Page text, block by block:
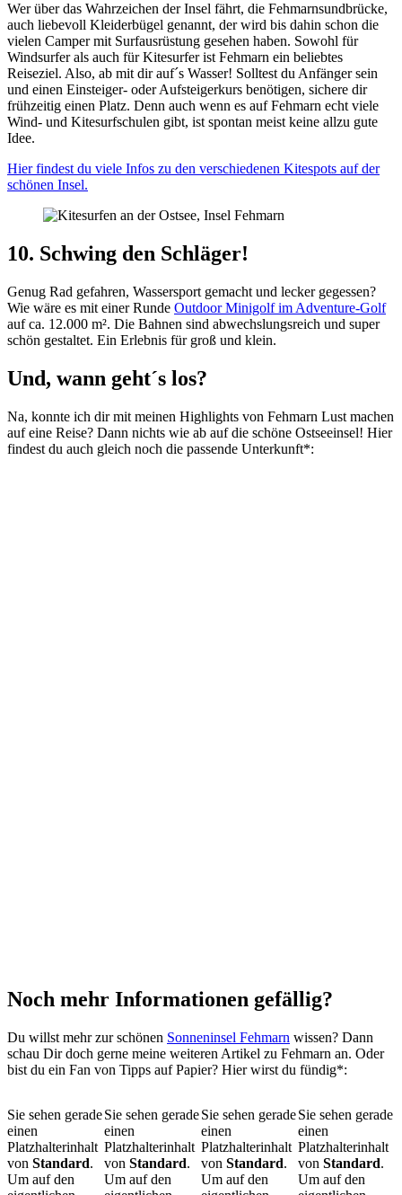
Wer über das Wahrzeichen der Insel fährt, die Fehmarnsundbrücke,
auch liebevoll Kleiderbügel genannt, der wird bis dahin schon die
vielen Camper mit Surfausrüstung gesehen haben. Sowohl für
Windsurfer als auch für Kitesurfer ist Fehmarn ein beliebtes
Reiseziel. Also, ab mit dir auf´s Wasser! Solltest du Anfänger sein
und einen Einsteiger- oder Aufsteigerkurs benötigen, sichere dir
frühzeitig einen Platz. Denn auch wenn es auf Fehmarn echt viele
Wind- und Kitesurfschulen gibt, ist spontan meist keine allzu gute
Idee.
Hier findest du viele Infos zu den verschiedenen Kitespots auf der
schönen Insel.
10. Schwing den Schläger!
Genug Rad gefahren, Wassersport gemacht und lecker gegessen?
Wie wäre es mit einer Runde Outdoor Minigolf im Adventure-Golf
auf ca. 12.000 m². Die Bahnen sind abwechslungsreich und super
schön gestaltet. Ein Erlebnis für groß und klein.
Und, wann geht´s los?
Na, konnte ich dir mit meinen Highlights von Fehmarn Lust machen
auf eine Reise? Dann nichts wie ab auf die schöne Ostseeinsel! Hier
findest du auch gleich noch die passende Unterkunft*:
Noch mehr Informationen gefällig?
Du willst mehr zur schönen Sonneninsel Fehmarn wissen? Dann
schau Dir doch gerne meine weiteren Artikel zu Fehmarn an. Oder
bist du ein Fan von Tipps auf Papier? Hier wirst du fündig*:
Sie sehen gerade
einen
Platzhalterinhalt
von Standard.
Um auf den
Sie sehen gerade
einen
Platzhalterinhalt
von Standard.
Um auf den
Sie sehen gerade
einen
Platzhalterinhalt
von Standard.
Um auf den
Sie sehen gerade
einen
Platzhalterinhalt
von Standard.
Um auf den